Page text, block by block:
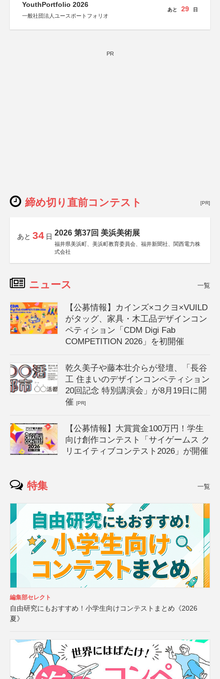
YouthPortfolio 2026
一般社団法人ユースポートフォリオ
あと 29 日
PR
締め切り直前コンテスト [PR]
あと 34 日 2026 第37回 美浜美術展
福井県美浜町、美浜町教育委員会、福井新聞社、関西電力株
式会社
ニュース 一覧
【公募情報】カインズ×コクヨ×VUILD
がタッグ、家具・木工品デザインコン
ペティション「CDM Digi Fab
COMPETITION 2026」を初開催
乾久美子や藤本壮介らが登壇、「長谷
工 住まいのデザインコンペティション
20回記念 特別講演会」が8月19日に開
催[PR]
【公募情報】大賞賞金100万円！学生
向け創作コンテスト「サイゲームス ク
リエイティブコンテスト2026」が開催
特集 一覧
編集部セレクト
自由研究にもおすすめ！小学生向けコンテストまとめ《2026
夏》